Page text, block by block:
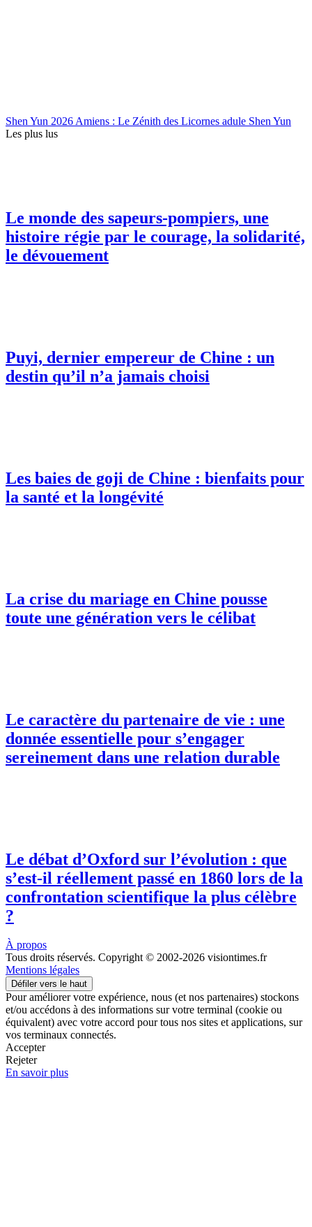
Shen Yun 2026 Amiens : Le Zénith des Licornes adule Shen Yun
Les plus lus
Le monde des sapeurs-pompiers, une
histoire régie par le courage, la solidarité,
le dévouement
Puyi, dernier empereur de Chine : un
destin qu’il n’a jamais choisi
Les baies de goji de Chine : bienfaits pour
la santé et la longévité
La crise du mariage en Chine pousse
toute une génération vers le célibat
Le caractère du partenaire de vie : une
donnée essentielle pour s’engager
sereinement dans une relation durable
Le débat d’Oxford sur l’évolution : que
s’est-il réellement passé en 1860 lors de la
confrontation scientifique la plus célèbre
?
À propos
Tous droits réservés. Copyright © 2002-2026 visiontimes.fr
Mentions légales
Défiler vers le haut
Pour améliorer votre expérience, nous (et nos partenaires) stockons
et/ou accédons à des informations sur votre terminal (cookie ou
équivalent) avec votre accord pour tous nos sites et applications, sur
vos terminaux connectés.
Accepter
Rejeter
En savoir plus